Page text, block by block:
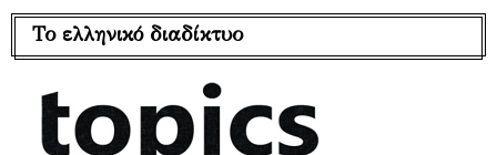
Το ελληνικό διαδίκτυο